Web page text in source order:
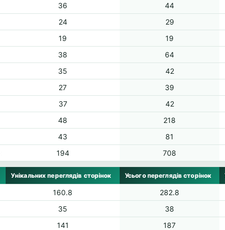
36 44
24 29
19 19
38 64
35 42
27 39
37 42
48 218
43 81
194 708
Унікальних переглядів сторінок Усього переглядів сторінок
160.8 282.8
35 38
141 187